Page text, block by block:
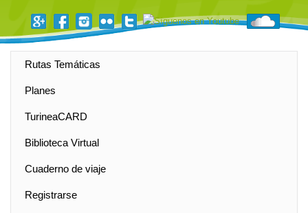
Rutas Temáticas
Planes
TurineaCARD
Biblioteca Virtual
Cuaderno de viaje
Registrarse